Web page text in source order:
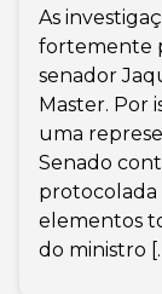
As
fortemente
senador
Master. Por
uma
Senado
protocolada
elementos
do ministro